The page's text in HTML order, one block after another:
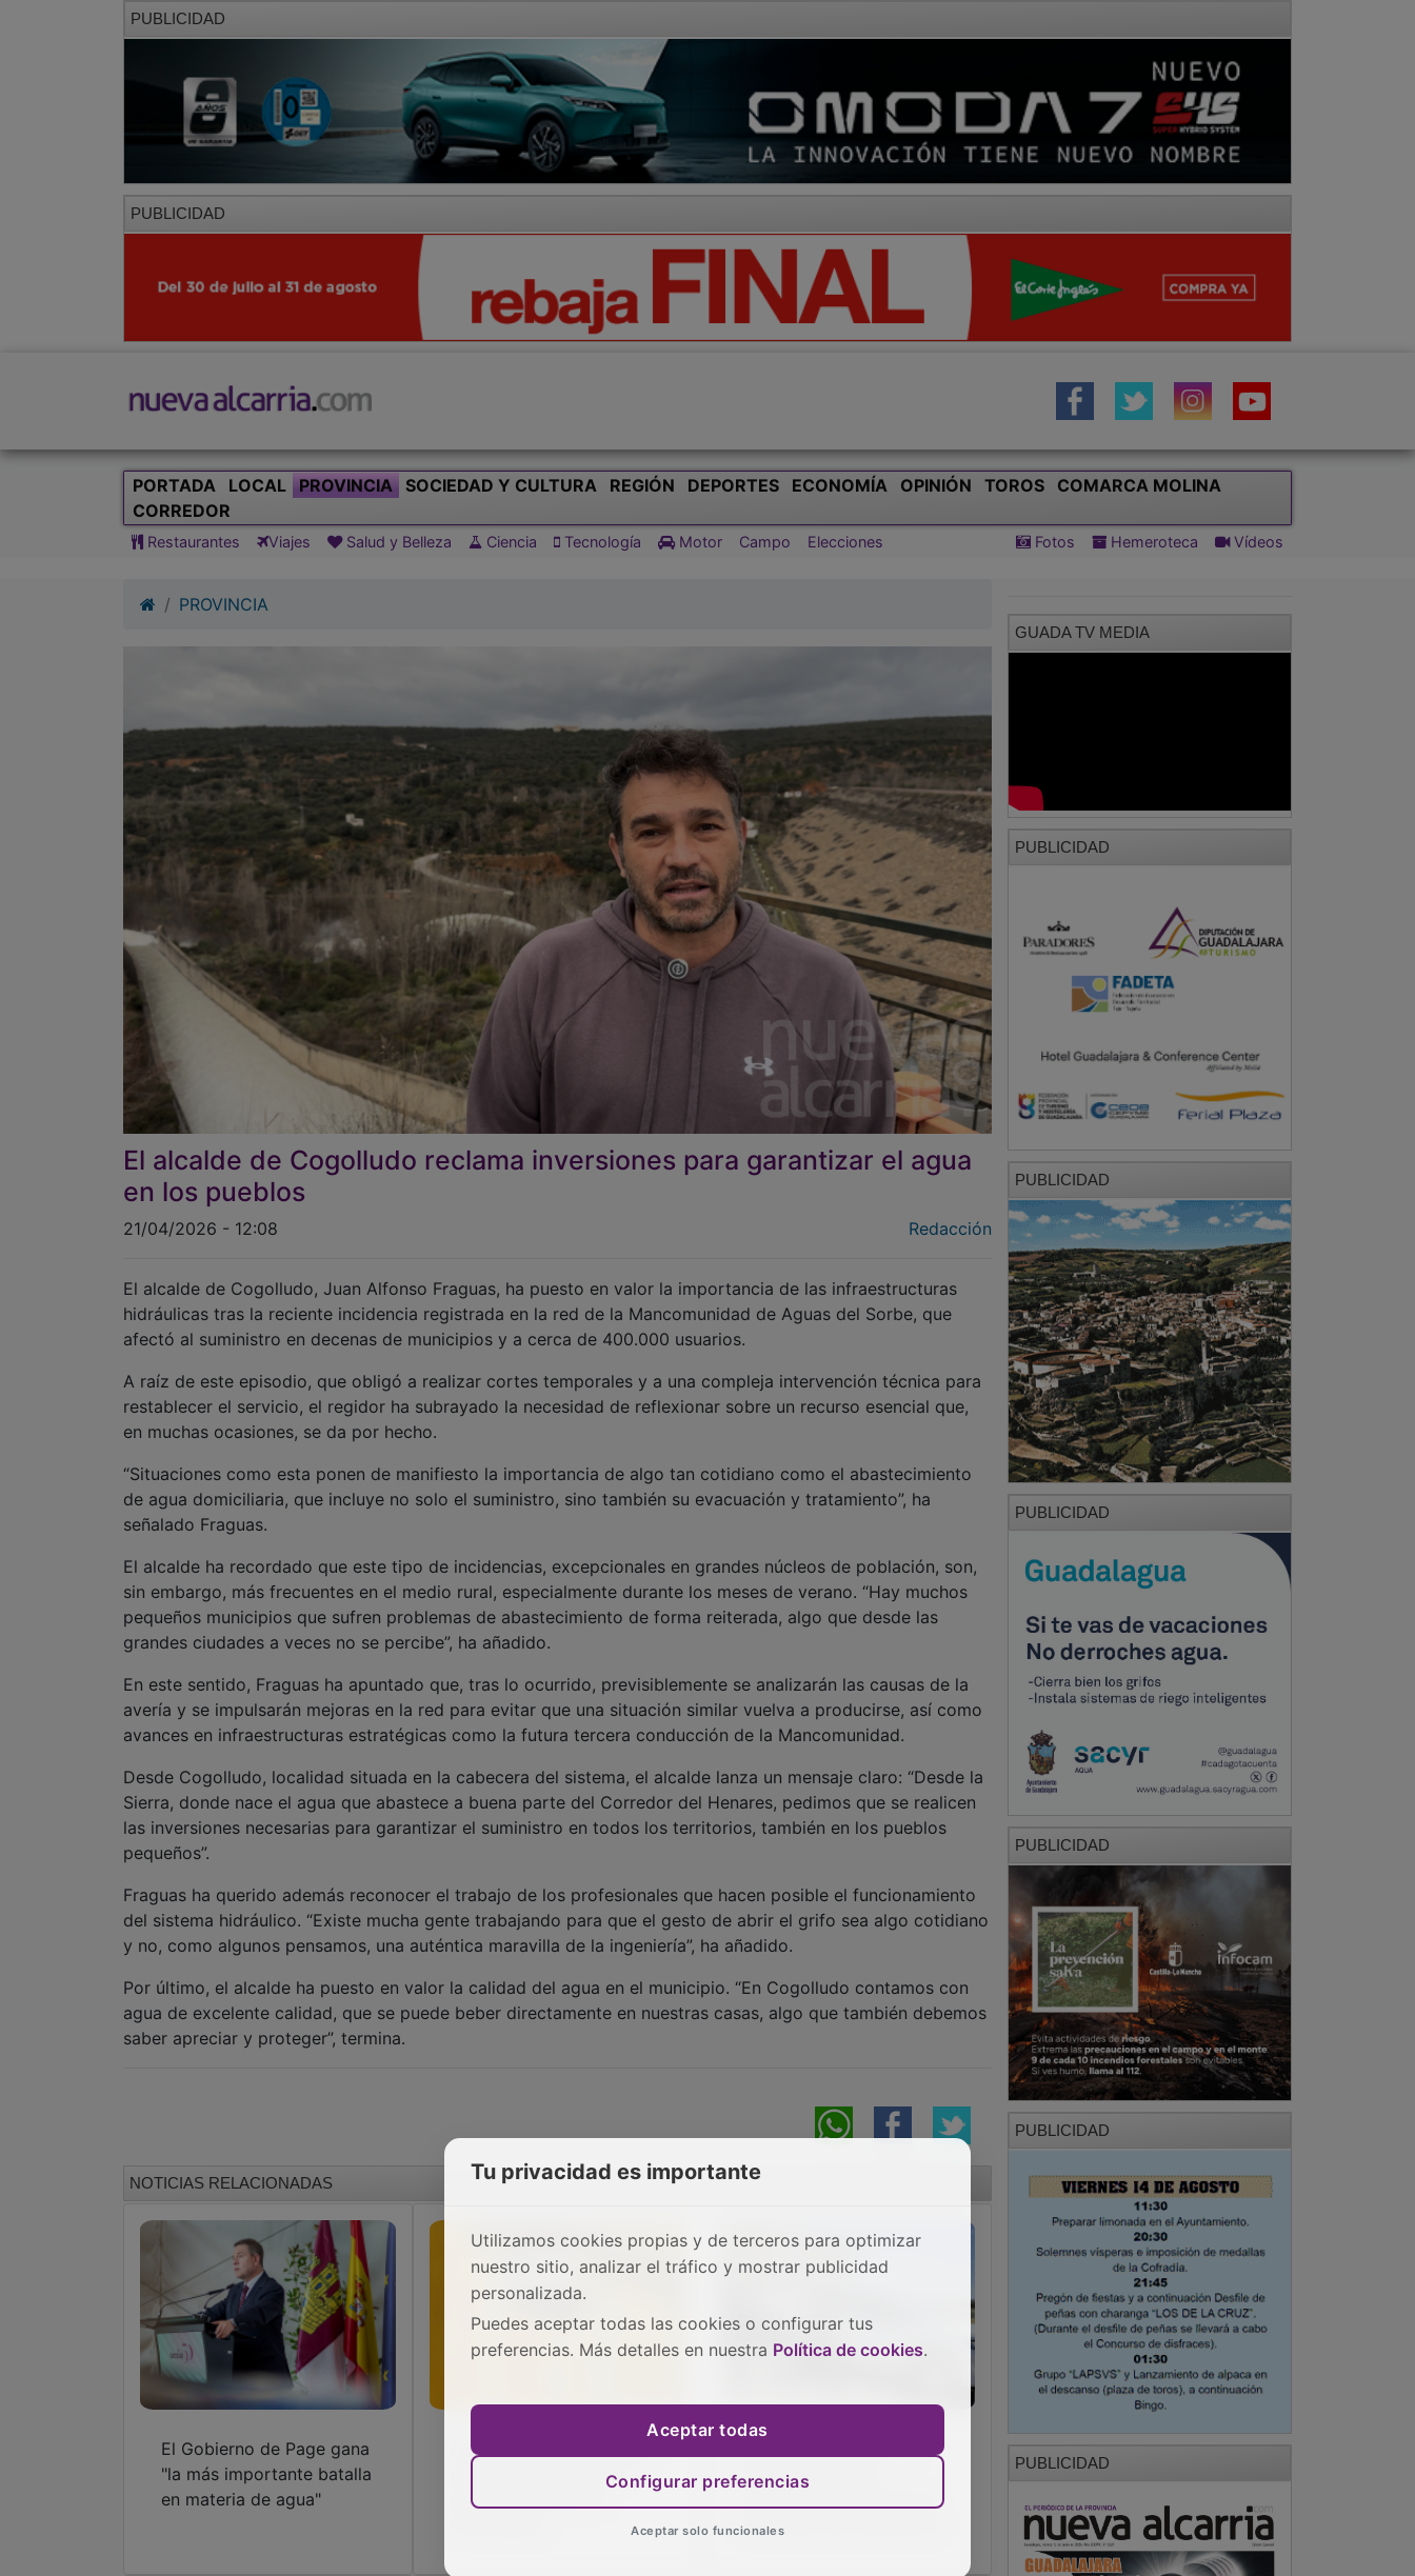
PUBLICIDAD
PUBLICIDAD
PORTADA LOCAL PROVINCIA SOCIEDAD Y CULTURA REGIÓN DEPORTES ECONOMÍA OPINIÓN TOROS
COMARCA MOLINA
CORREDOR
Restaurantes Viajes Salud y Belleza Ciencia Tecnología Motor Campo Elecciones Fotos Hemeroteca Vídeos
PROVINCIA
El alcalde de Cogolludo reclama inversiones para garantizar el agua
en los pueblos
21/04/2026 - 12:08 Redacción
El alcalde de Cogolludo, Juan Alfonso Fraguas, ha puesto en valor la importancia de las infraestructuras
hidráulicas tras la reciente incidencia registrada en la red de la Mancomunidad de Aguas del Sorbe, que
afectó al suministro en decenas de municipios y a cerca de 400.000 usuarios.
A raíz de este episodio, que obligó a realizar cortes temporales y a una compleja intervención técnica para
restablecer el servicio, el regidor ha subrayado la necesidad de reflexionar sobre un recurso esencial que,
en muchas ocasiones, se da por hecho.
“Situaciones como esta ponen de manifiesto la importancia de algo tan cotidiano como el abastecimiento
de agua domiciliaria, que incluye no solo el suministro, sino también su evacuación y tratamiento”, ha
señalado Fraguas.
El alcalde ha recordado que este tipo de incidencias, excepcionales en grandes núcleos de población, son,
sin embargo, más frecuentes en el medio rural, especialmente durante los meses de verano. “Hay muchos
pequeños municipios que sufren problemas de abastecimiento de forma reiterada, algo que desde las
grandes ciudades a veces no se percibe”, ha añadido.
En este sentido, Fraguas ha apuntado que, tras lo ocurrido, previsiblemente se analizarán las causas de la
avería y se impulsarán mejoras en la red para evitar que una situación similar vuelva a producirse, así como
avances en infraestructuras estratégicas como la futura tercera conducción de la Mancomunidad.
Desde Cogolludo, localidad situada en la cabecera del sistema, el alcalde lanza un mensaje claro: “Desde la
Sierra, donde nace el agua que abastece a buena parte del Corredor del Henares, pedimos que se realicen
las inversiones necesarias para garantizar el suministro en todos los territorios, también en los pueblos
pequeños”.
Fraguas ha querido además reconocer el trabajo de los profesionales que hacen posible el funcionamiento
del sistema hidráulico. “Existe mucha gente trabajando para que el gesto de abrir el grifo sea algo cotidiano
y no, como algunos pensamos, una auténtica maravilla de la ingeniería”, ha añadido.
Por último, el alcalde ha puesto en valor la calidad del agua en el municipio. “En Cogolludo contamos con
agua de excelente calidad, que se puede beber directamente en nuestras casas, algo que también debemos
saber apreciar y proteger”, termina.
NOTICIAS RELACIONADAS
El Gobierno de Page gana
"la más importante batalla
en materia de agua"
Corte suministro de agua
para el 21 de mayo en
estas dos zonas de
furgoneta híbrida
el trabajo del Laboratorio
GUADA TV MEDIA
PUBLICIDAD
PUBLICIDAD
PUBLICIDAD
PUBLICIDAD
PUBLICIDAD
PUBLICIDAD
Tu privacidad es importante
Utilizamos cookies propias y de terceros para optimizar
nuestro sitio, analizar el tráfico y mostrar publicidad
personalizada.
Puedes aceptar todas las cookies o configurar tus
preferencias. Más detalles en nuestra Política de cookies.
Aceptar todas
Configurar preferencias
Aceptar solo funcionales